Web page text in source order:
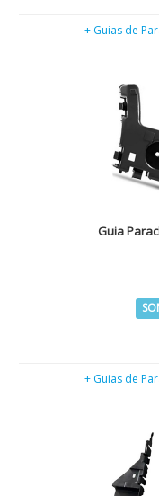
+ Guias de
Guia
+ Guias de